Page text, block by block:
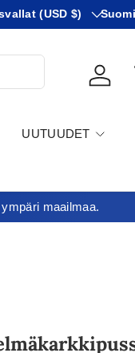
Yhdysvaltoihin? Tutustu
(USD $) KIeli
Suomi
UUTUUDET
maailmaa.